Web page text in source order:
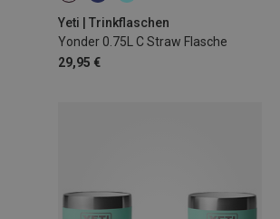
Yeti | Trinkflaschen
Yonder 0.75L C Straw Flasche
29,95 €